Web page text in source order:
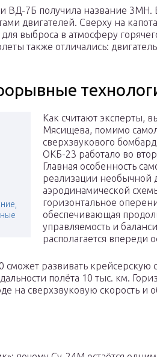
ВД-7Б получила название 3МН.
двигателей. Сверху на
выброса в атмосферу
также отличались:
Как считают эксперты,
Мясищева, помимо
сверхзвукового
ОКБ-23 работало во
Главная особенность
реализации необычной
аэродинамической
горизонтальное
обеспечивающая
управляемость и
располагается впереди
сможет развивать крейсерскую
полёта 10 тыс. км.
на сверхзвуковую скорость и